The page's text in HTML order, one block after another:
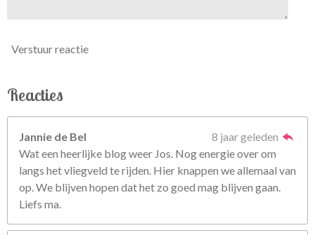
Verstuur reactie
Reacties
Jannie de Bel
8 jaar geleden
Wat een heerlijke blog weer Jos. Nog energie over om
langs het vliegveld te rijden. Hier knappen we allemaal van
op. We blijven hopen dat het zo goed mag blijven gaan.
Liefs ma.